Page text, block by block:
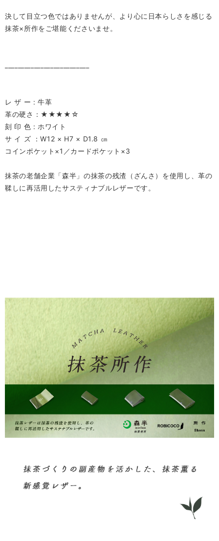
決して目立つ色ではありませんが、より心に日本らしさを感じる
抹茶×所作をご堪能くださいませ。
レ ザ ー : 牛革
革の硬さ：★★★★☆
刻 印 色 : ホワイト
サ イ ズ ：W12 × H7 × D1.8 ㎝
コインポケット×1／カードポケット×3
抹茶の老舗企業「森半」の抹茶の残渣（ざんさ）を使用し、革の
鞣しに再活用したサスティナブルレザーです。